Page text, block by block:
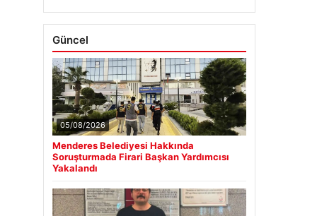
Güncel
05/08/2026
Menderes Belediyesi Hakkında
Soruşturmada Firari Başkan Yardımcısı
Yakalandı